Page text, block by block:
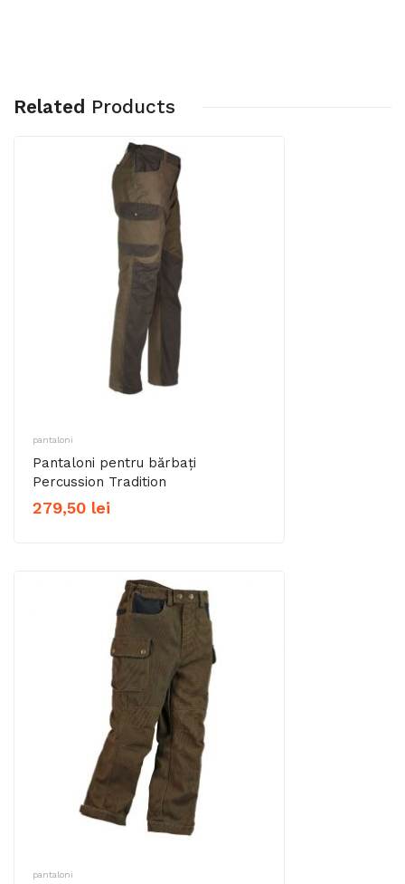
Related Products
pantaloni
Pantaloni pentru bărbați
Percussion Tradition
279,50 lei
pantaloni